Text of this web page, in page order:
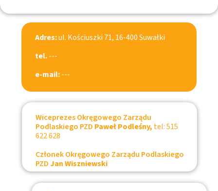
Wiceprezes Okręgowego Zarządu
Podlaskiego PZD Paweł Podleśny, tel: 515
622 628
Członek Okręgowego Zarządu Podlaskiego
PZD Jan Wiszniewski
Adres:ul. Kościuszki 71, 16-400 Suwałki
tel.---
e-mail:---